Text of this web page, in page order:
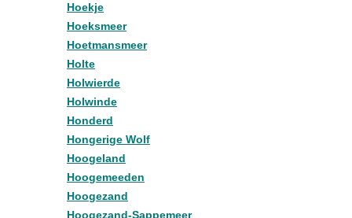
Hoekje
Hoeksmeer
Hoetmansmeer
Holte
Holwierde
Holwinde
Honderd
Hongerige Wolf
Hoogeland
Hoogemeeden
Hoogezand
Hoogezand-Sappemeer